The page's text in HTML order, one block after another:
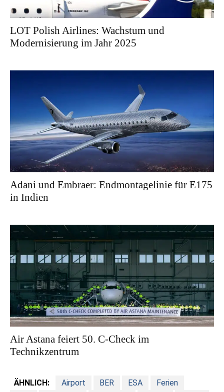
LOT Polish Airlines: Wachstum und
Modernisierung im Jahr 2025
Adani und Embraer: Endmontagelinie für E175
in Indien
Air Astana feiert 50. C-Check im
Technikzentrum
ÄHNLICH: Airport BER ESA
Ferien